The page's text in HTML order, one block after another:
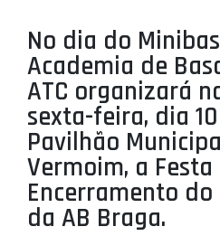
SELEÇÕES
MINIBASQUETE
ÁREA TÉCNICA
PROJETOS
LIGA BETCLIC
LIGA BETCLIC FEMININA
No dia do
Academia de
ATC organizará
sexta-feira, dia
Pavilhão
Vermoim, a Festa
Encerramento
da AB Braga.